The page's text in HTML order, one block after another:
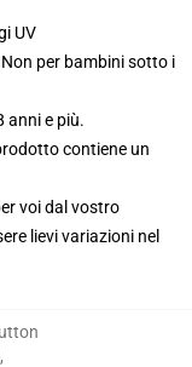
UV
Non per bambini sotto i
anni e più.
contiene un
voi dal vostro
lievi variazioni nel
,